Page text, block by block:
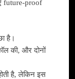
future-proof
है।
की, और दोनों
है, लेकिन इस